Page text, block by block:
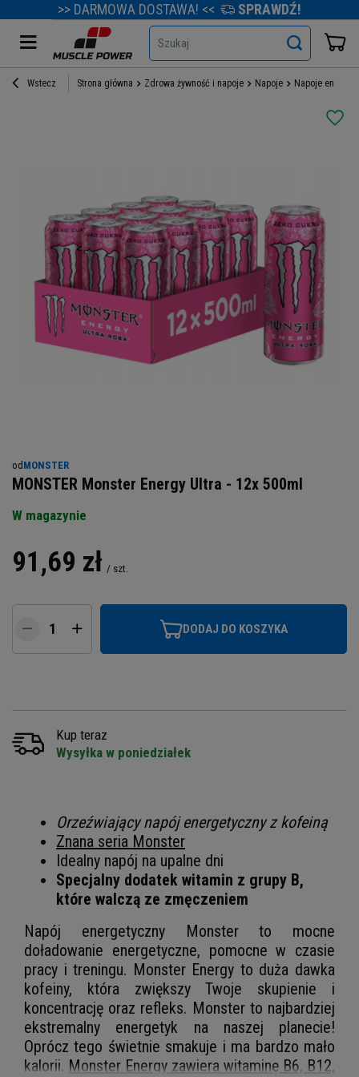
>> DARMOWA DOSTAWA! << SPRAWDŹ!
Szukaj
Wstecz Strona główna Zdrowa żywność i napoje Napoje Napoje
od MONSTER
MONSTER Monster Energy Ultra - 12x 500ml
W magazynie
91,69 zł / szt.
DODAJ DO KOSZYKA
Kup teraz
Wysyłka w poniedziałek
Orzeźwiający napój energetyczny z kofeiną
Znana seria Monster
Idealny napój na upalne dni
Specjalny dodatek witamin z grupy B,
które walczą ze zmęczeniem
Napój energetyczny Monster to mocne
doładowanie energetyczne, pomocne w czasie
pracy i treningu. Monster Energy to duża dawka
kofeiny, która zwiększy Twoje skupienie i
koncentrację oraz refleks. Monster to najbardziej
ekstremalny energetyk na naszej planecie!
Oprócz tego świetnie smakuje i ma bardzo mało
kalorii. Monster Energy zawiera witaminę B6, B12,